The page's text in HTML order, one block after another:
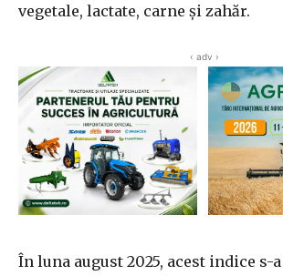
vegetale, lactate, carne şi zahăr.
‹ adv ›
În luna august 2025, acest indice s-